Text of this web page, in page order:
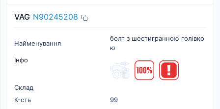
VAG N90245208
Найменування
болт з шестигранною голівко
ю
Інфо
Склад
К-cть
99